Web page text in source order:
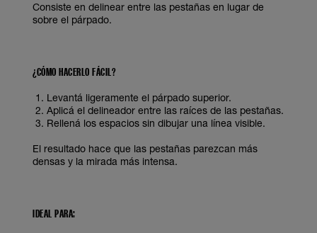
Consiste en delinear entre las pestañas en lugar de
sobre el párpado.
¿CÓMO HACERLO FÁCIL?
Levantá ligeramente el párpado superior.
Aplicá el delineador entre las raíces de las pestañas.
Rellená los espacios sin dibujar una línea visible.
El resultado hace que las pestañas parezcan más
densas y la mirada más intensa.
IDEAL PARA: